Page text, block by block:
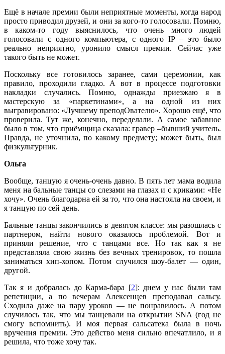
Ещё в начале премии были неприятные моменты, когда народ
просто приводил друзей, и они за кого-то голосовали. Помню,
в каком-то году выяснилось, что очень много людей
голосовали с одного компьютера, с одного IP – это было
реально неприятно, уронило смысл премии. Сейчас уже
такого быть не может.
Поскольку все готовилось заранее, сами церемонии, как
правило, проходили гладко. А вот в процессе подготовки
накладки случались. Помню, однажды приезжаю я в
мастерскую за «паркетинами», а на одной из них
выгравировано: «Лучшему преподОвателю». Хорошо ещё, что
проверила. Тут же, конечно, переделали. А самое забавное
было в том, что приёмщица сказала: гравер –бывший учитель.
Правда, не уточнила, по какому предмету; может быть, был
физкультурник.
Ольга
Вообще, танцую я очень-очень давно. В пять лет мама водила
меня на бальные танцы со слезами на глазах и с криками: «Не
хочу». Очень благодарна ей за то, что она настояла на своем, и
я танцую по сей день.
Бальные танцы закончились в девятом классе: мы разошлась с
партнером, найти нового оказалось проблемой. Вот и
приняли решение, что с танцами все. Но так как я не
представляла свою жизнь без вечных тренировок, то пошла
заниматься хип-хопом. Потом случился шоу-балет — один,
другой.
Так я и добралась до Карма-бара [2]: днем у нас были там
репетиции, а по вечерам Алексенцев преподавал сальсу.
Сходила даже на пару уроков — не понравилось. А потом
случилось так, что мы танцевали на открытии SNA (год не
смогу вспомнить). И моя первая сальсатека была в ночь
вручения премии. Это действо меня сильно впечатлило, и я
решила, что тоже хочу так.